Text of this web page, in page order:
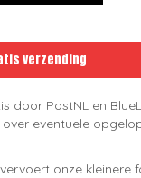
verzending
door PostNL en
eventuele
onze kleinere